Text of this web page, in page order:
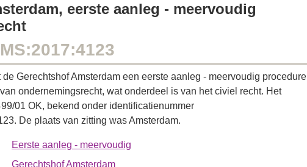
eerste aanleg - meervoudig
Gerechtshof Amsterdam een eerste aanleg - meervoudig procedure
ondernemingsrecht, wat onderdeel is van het civiel recht. Het
01 OK, bekend onder identificatienummer
De plaats van zitting was Amsterdam.
Eerste aanleg - meervoudig
Gerechtshof Amsterdam